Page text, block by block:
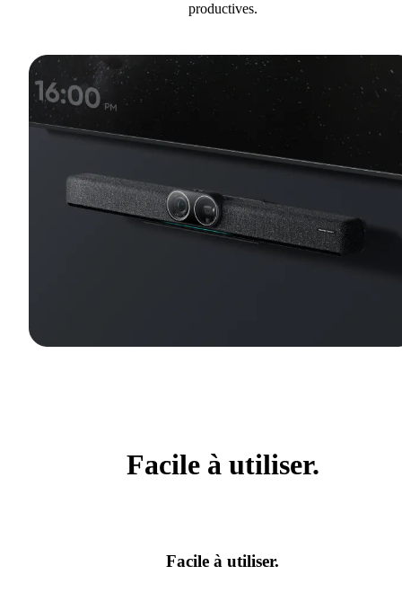
productives.
Facile à utiliser.
Facile à utiliser.